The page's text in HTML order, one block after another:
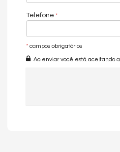
Telefone
* campos obrigatórios
Ao enviar você está aceitando a